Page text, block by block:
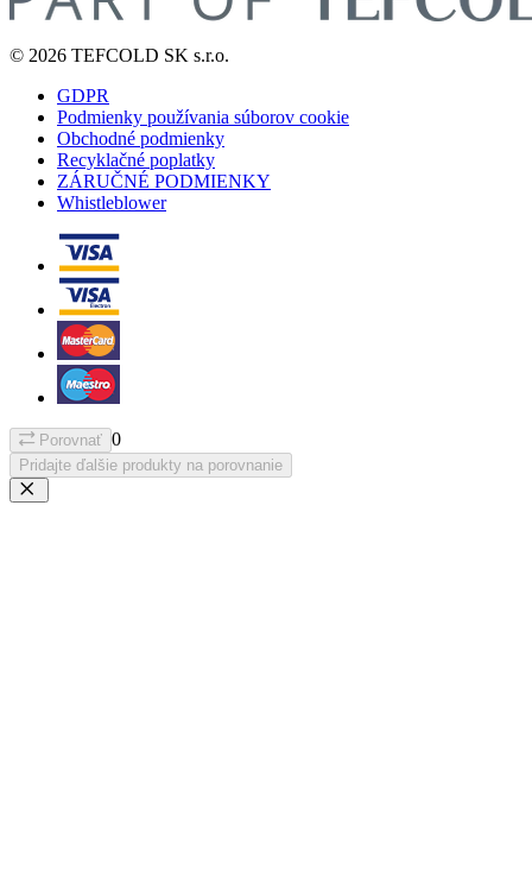
© 2026 TEFCOLD SK s.r.o.
GDPR
Podmienky používania súborov cookie
Obchodné podmienky
Recyklačné poplatky
ZÁRUČNÉ PODMIENKY
Whistleblower
Porovnať 0
Pridajte ďalšie produkty na porovnanie